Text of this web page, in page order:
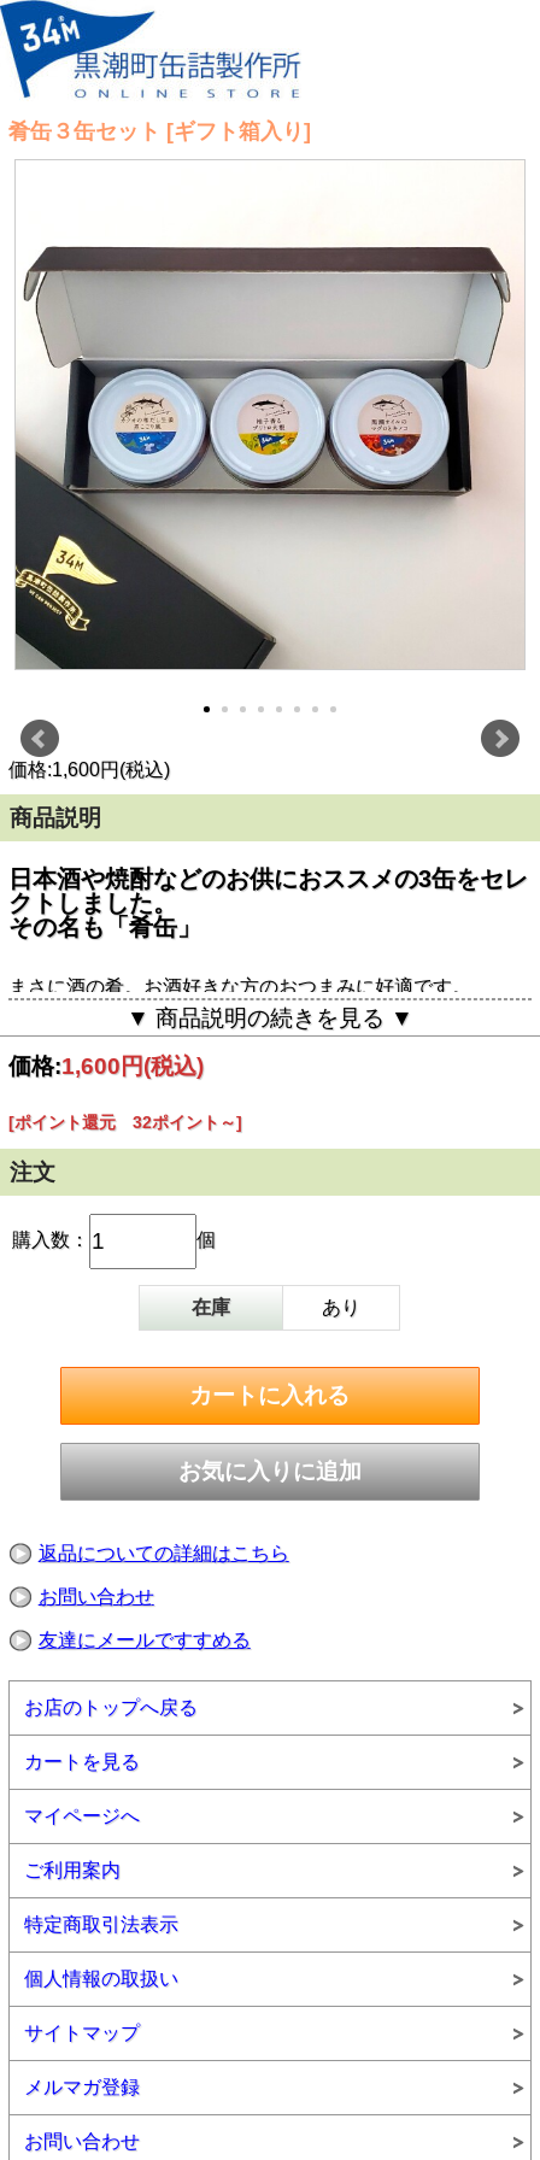
肴缶３缶セット [ギフト箱入り]
価格:1,600円(税込)
商品説明
日本酒や焼酎などのお供におススメの3缶をセレ
クトしました。
その名も「肴缶」
まさに酒の肴。お酒好きな方のおつまみに好適です。
そのままでも美味しくお召し上がりいただけますが、より風
いたします。
リです。
【参考】ギフト箱のサイズ：82mm×250mm×38mm
【注意】包装をご希望の場合は、包装用紙の種類をご指定く
ださい。
〈セット内容〉
・カツオの和だし生姜煮こごり風（95g）×1缶
・柚子香るブリトロ大根（95g）×1缶
・黒潮オイルのマグロとキノコ（100g）×1缶
＜商品詳細＞本品は、すべて8大アレルゲン（えび、か
に、くるみ、小麦、そば、卵、乳、落花生（ピーナッ
ツ））不使用です。
●包装用紙をお選びいただけます
包装用紙は現在3種類から選択できます。ご希望の包
装用紙をご注文時にご選択ください。
標準
（紺）
▼ 商品説明の続きを見る ▼
価格:1,600円(税込)
[ポイント還元 32ポイント～]
注文
購入数： 個
在庫 あり
返品についての詳細はこちら
お問い合わせ
友達にメールですすめる
お店のトップへ戻る
カートを見る
マイページへ
ご利用案内
特定商取引法表示
個人情報の取扱い
サイトマップ
メルマガ登録
お問い合わせ